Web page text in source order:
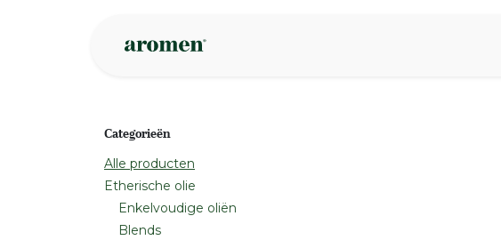
Categorieën
Alle producten
Etherische olie
Enkelvoudige oliën
Blends